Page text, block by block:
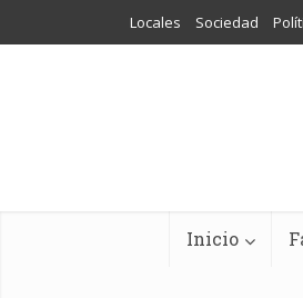
Locales Sociedad
Inicio